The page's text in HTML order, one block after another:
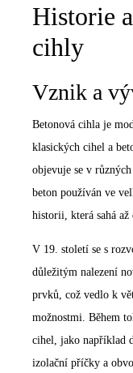
Historie
cihly
Vznik a
Betonová cihla je
klasických cihel a
objevuje se v
beton používán ve
historii, která sahá až
V 19. století se s
důležitým nalezení
prvků, což vedlo k
možnostmi. Během
cihel, jako například
izolační příčky a